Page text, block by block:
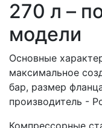
270 л –
модели
Основные
максимальное
бар, размер
производитель -
Компрессорные